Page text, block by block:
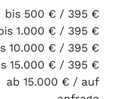
bis 500 € / 395 €
1.000 € / 395 €
10.000 € / 395 €
15.000 € / 395 €
ab 15.000 € / auf